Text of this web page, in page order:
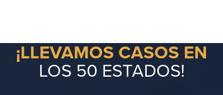
¡LLEVAMOS CASOS EN
LOS 50 ESTADOS!